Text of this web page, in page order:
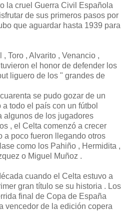
la cruel Guerra Civil Española
de sus primeros pasos por
que aguardar hasta 1939 para
Toro , Alvarito , Venancio ,
el honor de defender los
liguero de los " grandes de
se pudo gozar de un
todo el país con un fútbol
algunos de los jugadores
, el Celta comenzó a crecer
a poco fueron llegando otros
como los Pahiño , Hermidita ,
o Miguel Muñoz .
cuando el Celta estuvo a
gran título se su historia . Los
final de Copa de España
vencedor de la edición copera